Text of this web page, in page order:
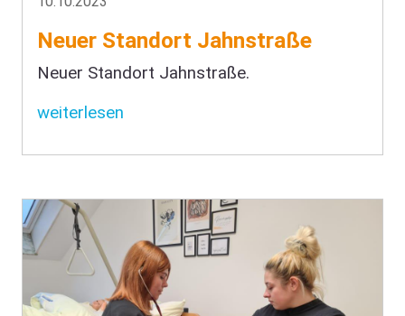
Neuer Standort Jahnstraße
Neuer Standort Jahnstraße.
weiterlesen